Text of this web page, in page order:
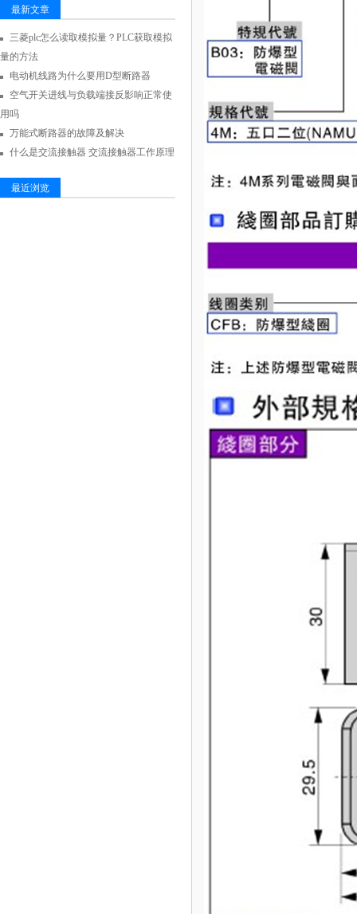
最新文章
三菱plc怎么读取模拟量？PLC获取模拟
量的方法
电动机线路为什么要用D型断路器
空气开关进线与负载端接反影响正常使
用吗
万能式断路器的故障及解决
什么是交流接触器 交流接触器工作原理
最近浏览